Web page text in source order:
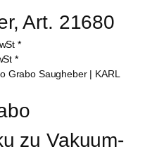
Art. 21680
*
*
zu Vakuum-